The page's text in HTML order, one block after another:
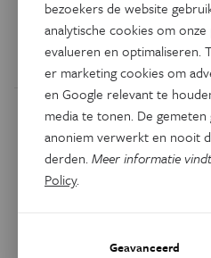
slechts vijftig
een
bezoekers de website
analytische cookies om
evalueren en optimaliseren.
er marketing cookies om
en Google relevant te
media te tonen. De
anoniem verwerkt en nooit
derden.Meer informatie
Policy.
Geavanceerd